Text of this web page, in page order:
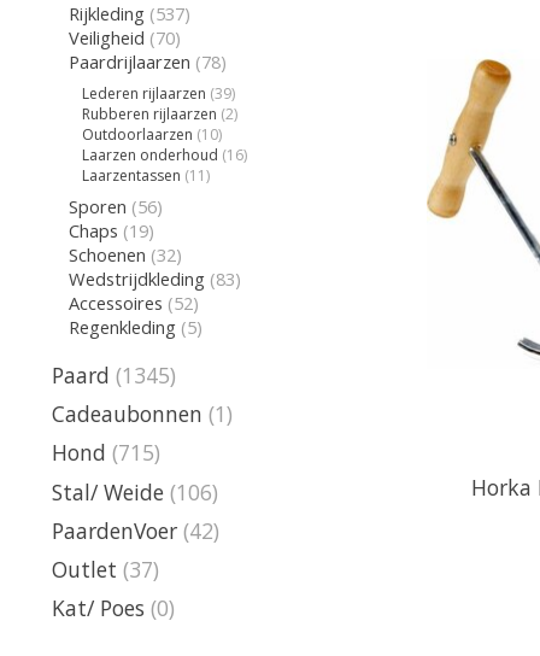
Rijkleding (537)
Veiligheid (70)
Paardrijlaarzen (78)
Lederen rijlaarzen (39)
Rubberen rijlaarzen (2)
Outdoorlaarzen (10)
Laarzen onderhoud (16)
Laarzentassen (11)
Sporen (56)
Chaps (19)
Schoenen (32)
Wedstrijdkleding (83)
Accessoires (52)
Regenkleding (5)
Paard (1345)
Cadeaubonnen (1)
Hond (715)
Stal/ Weide (106)
PaardenVoer (42)
Outlet (37)
Kat/ Poes (0)
Horka